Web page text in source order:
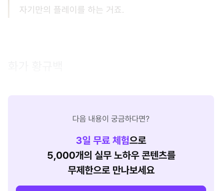
자기만의 플레이를 하는 거죠.
다음 내용이 궁금하다면?
3일 무료 체험으로
5,000개의 실무 노하우 콘텐츠를
무제한으로 만나보세요